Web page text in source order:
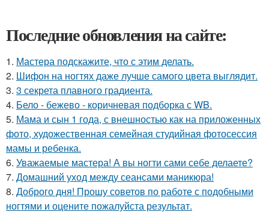
Последние обновления на сайте:
1. Мастера подскажите, что с этим делать.
2. Шифон на ногтях даже лучше самого цвета выглядит.
3. 3 секрета плавного градиента.
4. Бело - бежево - коричневая подборка с WB.
5. Мама и сын 1 года, с внешностью как на приложенных
фото, художественная семейная студийная фотосессия
мамы и ребенка.
6. Уважаемые мастера! А вы ногти сами себе делаете?
7. Домашний уход между сеансами маникюра!
8. Доброго дня! Прошу советов по работе с подобными
ногтями и оцените пожалуйста результат.